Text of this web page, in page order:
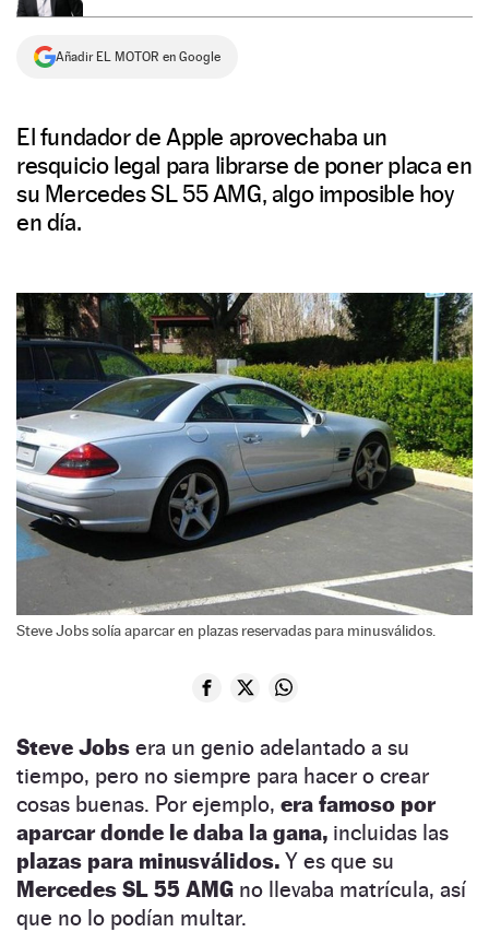
Añadir EL MOTOR en Google
El fundador de Apple aprovechaba un
resquicio legal para librarse de poner placa en
su Mercedes SL 55 AMG, algo imposible hoy
en día.
Steve Jobs solía aparcar en plazas reservadas para minusválidos.
Steve Jobs era un genio adelantado a su
tiempo, pero no siempre para hacer o crear
cosas buenas. Por ejemplo, era famoso por
aparcar donde le daba la gana, incluidas las
plazas para minusválidos. Y es que su
Mercedes SL 55 AMG no llevaba matrícula, así
que no lo podían multar.